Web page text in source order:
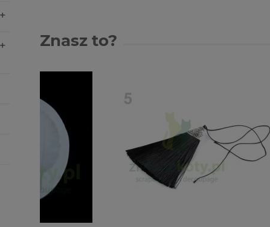
Znasz to?